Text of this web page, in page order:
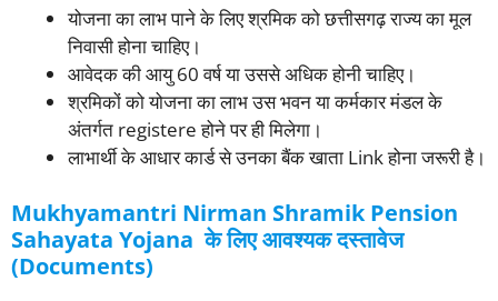
योजना का लाभ पाने के लिए श्रमिक को छत्तीसगढ़ राज्य का मूल
निवासी होना चाहिए।
आवेदक की आयु 60 वर्ष या उससे अधिक होनी चाहिए।
श्रमिकों को योजना का लाभ उस भवन या कर्मकार मंडल के
अंतर्गत registere होने पर ही मिलेगा।
लाभार्थी के आधार कार्ड से उनका बैंक खाता Link होना जरूरी है।
Mukhyamantri Nirman Shramik Pension
Sahayata Yojana के लिए आवश्यक दस्तावेज
(Documents)